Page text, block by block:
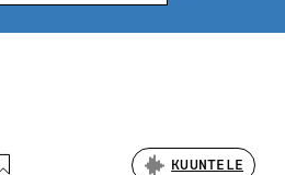
KUUNTELE